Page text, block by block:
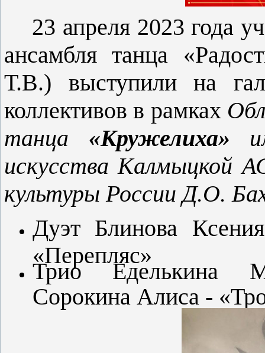
23 апреля 2023 года
ансамбля танца
Т.В.) выступили на
коллективов в рамках
танца «Кружелиха»
искусства Калмыцкой
культуры России Д.О.
Дуэт Блинова
«Перепляс»
Трио Еделькина
Сорокина Алиса -